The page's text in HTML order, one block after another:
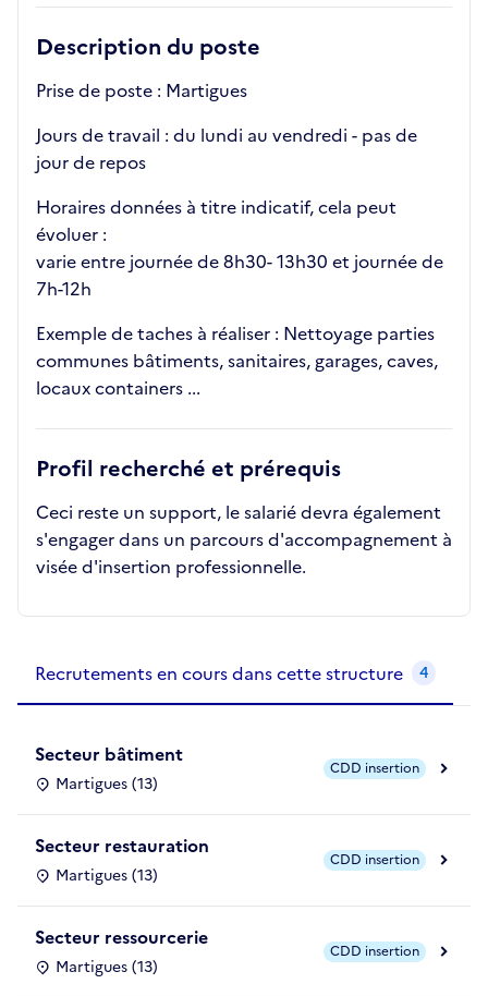
Description du poste
Prise de poste : Martigues
Jours de travail : du lundi au vendredi - pas de
jour de repos
Horaires données à titre indicatif, cela peut
évoluer :
varie entre journée de 8h30- 13h30 et journée de
7h-12h
Exemple de taches à réaliser : Nettoyage parties
communes bâtiments, sanitaires, garages, caves,
locaux containers ...
Profil recherché et prérequis
Ceci reste un support, le salarié devra également
s'engager dans un parcours d'accompagnement à
visée d'insertion professionnelle.
Recrutements en cours dans cette structure 4
Secteur bâtiment
Martigues (13)
CDD insertion
Secteur restauration
Martigues (13)
CDD insertion
Secteur ressourcerie
Martigues (13)
CDD insertion